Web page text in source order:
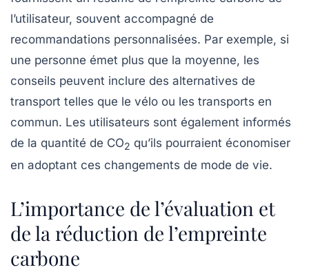
l’utilisateur, souvent accompagné de
recommandations personnalisées. Par exemple, si
une personne émet plus que la moyenne, les
conseils peuvent inclure des alternatives de
transport telles que le vélo ou les transports en
commun. Les utilisateurs sont également informés
de la quantité de CO2 qu’ils pourraient économiser
en adoptant ces changements de mode de vie.
L’importance de l’évaluation et
de la réduction de l’empreinte
carbone